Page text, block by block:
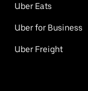
Uber Eats
Uber for Business
Uber Freight